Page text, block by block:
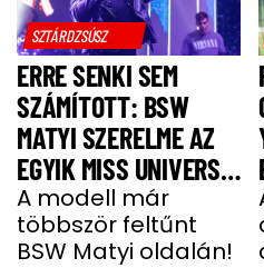
SZTÁRDZSÚSZ
ERRE SENKI SEM
SZÁMÍTOTT: BSW
MATYI SZERELME AZ
EGYIK MISS UNIVERSE
HUNGARY VERSENYZŐ
A modell már
többször feltűnt
BSW Matyi oldalán!